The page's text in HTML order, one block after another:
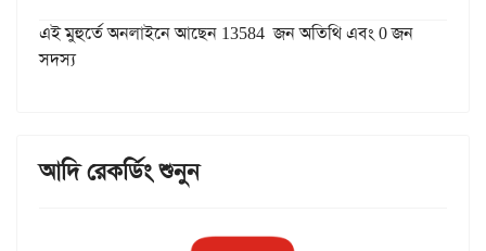
এই মুহুর্তে অনলাইনে আছেন 13584 জন অতিথি এবং 0 জন
সদস্য
আদি রেকর্ডিং শুনুন